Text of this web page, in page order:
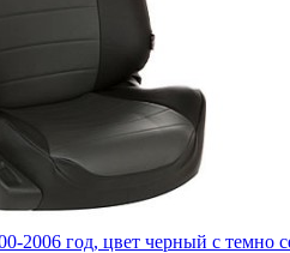
2006 год, цвет черный с темно